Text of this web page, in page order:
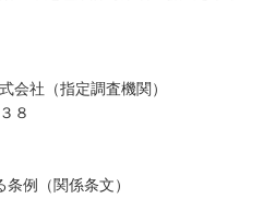
会社（指定調査機関）
８
例（関係条文）